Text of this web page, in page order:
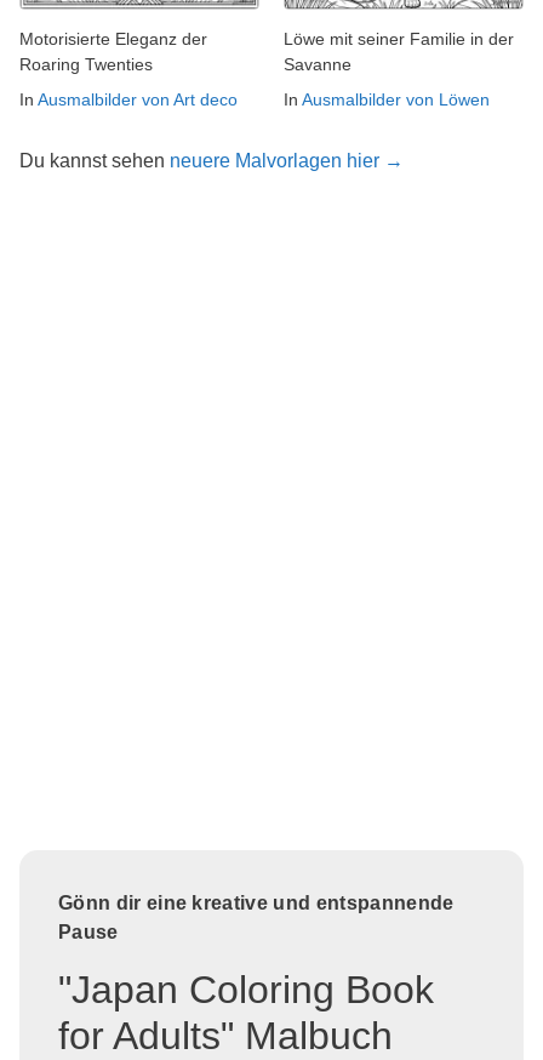
Motorisierte Eleganz der
Roaring Twenties
In Ausmalbilder von Art deco
Löwe mit seiner Familie in der
Savanne
In Ausmalbilder von Löwen
Du kannst sehen neuere Malvorlagen hier →
Gönn dir eine kreative und entspannende
Pause
"Japan Coloring Book
for Adults" Malbuch